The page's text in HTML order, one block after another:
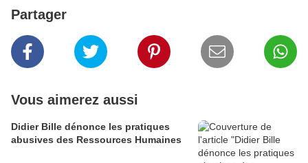
Partager
Vous aimerez aussi
Didier Bille dénonce les pratiques
abusives des Ressources Humaines